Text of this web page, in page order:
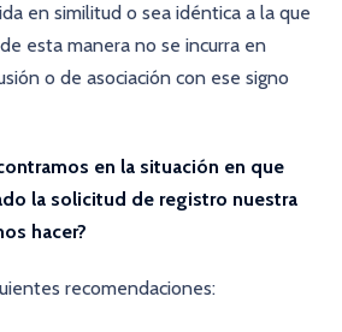
en similitud o sea idéntica a la que
esta manera no se incurra en
o de asociación con ese signo
en la situación en que
la solicitud de registro nuestra
hacer?
recomendaciones: